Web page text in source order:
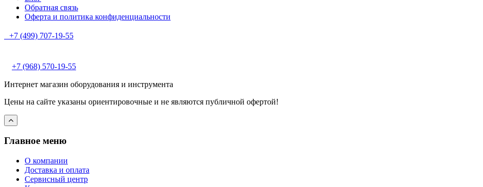
Обратная связь
Оферта и политика конфиденциальности
+7 (499) 707-19-55
+7 (968) 570-19-55
Интернет магазин оборудования и инструмента
Цены на сайте указаны ориентировочные и не являются публичной офертой!
Главное меню
О компании
Доставка и оплата
Сервисный центр